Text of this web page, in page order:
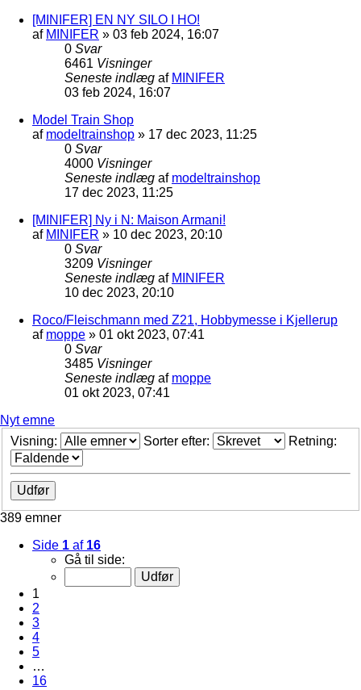
[MINIFER] EN NY SILO I HO!
af MINIFER » 03 feb 2024, 16:07
0 Svar
6461 Visninger
Seneste indlæg af MINIFER
03 feb 2024, 16:07
Model Train Shop
af modeltrainshop » 17 dec 2023, 11:25
0 Svar
4000 Visninger
Seneste indlæg af modeltrainshop
17 dec 2023, 11:25
[MINIFER] Ny i N: Maison Armani!
af MINIFER » 10 dec 2023, 20:10
0 Svar
3209 Visninger
Seneste indlæg af MINIFER
10 dec 2023, 20:10
Roco/Fleischmann med Z21, Hobbymesse i Kjellerup
af moppe » 01 okt 2023, 07:41
0 Svar
3485 Visninger
Seneste indlæg af moppe
01 okt 2023, 07:41
Nyt emne
Visning:
Sorter efter: Retning:
389 emner
Side 1 af 16
Gå til side:
1
2
3
4
5
…
16